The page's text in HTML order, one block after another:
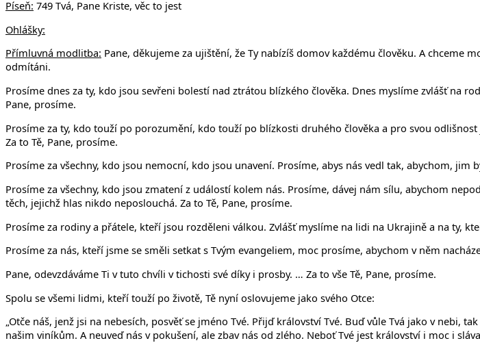
Píseň: 749 Tvá, Pane Kriste, věc to jest
Ohlášky:
Přímluvná modlitba: Pane, děkujeme za ujištění, že Ty nabízíš domov každému člověku. A chceme
odmítáni.
Prosíme dnes za ty, kdo jsou sevřeni bolestí nad ztrátou blízkého člověka. Dnes myslíme zvlášť na
Pane, prosíme.
Prosíme za ty, kdo touží po porozumění, kdo touží po blízkosti druhého člověka a pro svou
Za to Tě, Pane, prosíme.
Prosíme za všechny, kdo jsou nemocní, kdo jsou unavení. Prosíme, abys nás vedl tak, abychom, jim
Prosíme za všechny, kdo jsou zmatení z událostí kolem nás. Prosíme, dávej nám sílu, abychom
těch, jejichž hlas nikdo neposlouchá. Za to Tě, Pane, prosíme.
Prosíme za rodiny a přátele, kteří jsou rozděleni válkou. Zvlášť myslíme na lidi na Ukrajině a na ty,
Prosíme za nás, kteří jsme se směli setkat s Tvým evangeliem, moc prosíme, abychom v něm
Pane, odevzdáváme Ti v tuto chvíli v tichosti své díky i prosby. … Za to vše Tě, Pane, prosíme.
Spolu se všemi lidmi, kteří touží po životě, Tě nyní oslovujeme jako svého Otce:
„Otče náš, jenž jsi na nebesích, posvěť se jméno Tvé. Přijď království Tvé. Buď vůle Tvá jako v nebi,
našim viníkům. A neuveď nás v pokušení, ale zbav nás od zlého. Neboť Tvé jest království i moc i